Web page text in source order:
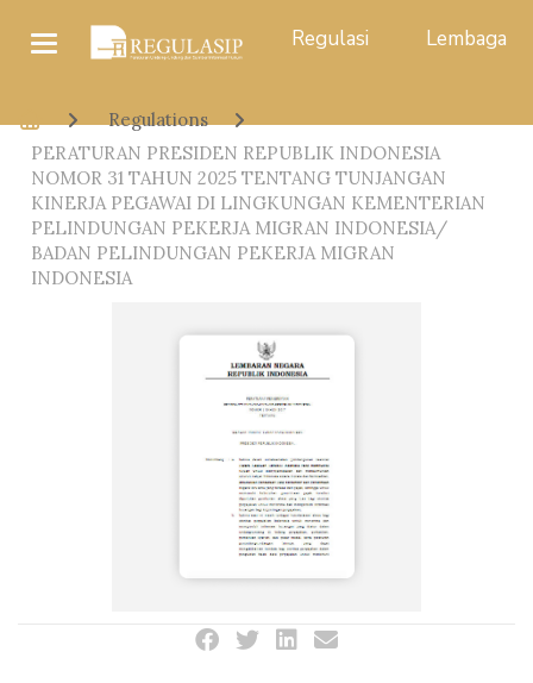
Regulasi Lembaga
Regulations
PERATURAN PRESIDEN REPUBLIK INDONESIA
NOMOR 31 TAHUN 2025 TENTANG TUNJANGAN
KINERJA PEGAWAI DI LINGKUNGAN KEMENTERIAN
PELINDUNGAN PEKERJA MIGRAN INDONESIA/
BADAN PELINDUNGAN PEKERJA MIGRAN
INDONESIA